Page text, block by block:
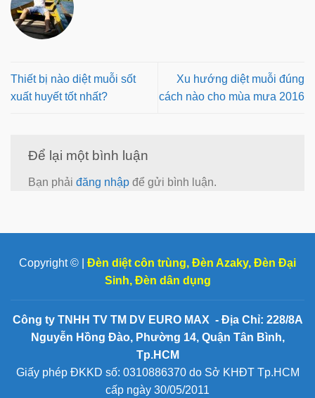
Thiết bị nào diệt muỗi sốt
xuất huyết tốt nhất?
Xu hướng diệt muỗi đúng
cách nào cho mùa mưa 2016
Để lại một bình luận
Bạn phải đăng nhập để gửi bình luận.
Copyright © | Đèn diệt côn trùng, Đèn Azaky, Đèn Đại
Sinh, Đèn dân dụng
Công ty TNHH TV TM DV EURO MAX - Địa Chỉ: 228/8A
Nguyễn Hồng Đào, Phường 14, Quận Tân Bình,
Tp.HCM
Giấy phép ĐKKD số: 0310886370 do Sở KHĐT Tp.HCM
cấp ngày 30/05/2011